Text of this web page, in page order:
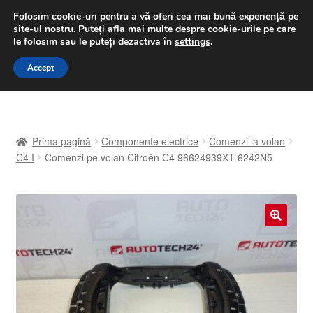
LIVRARE de la 33 lei
luni-vineri 9 a.m. - 4 p.m.031 229 6816
Sari
Sari
A lua legatura
Finalizare comandă
Prima pagină Componente electrice
Comenzi la volan
C4 I
Comenzi pe volan Citroën C4 96624939XT 6242N5
🔍
Folosim cookie-uri pentru a vă oferi cea mai bună experiență pe
site-ul nostru. Puteți afla mai multe despre cookie-urile pe care
le folosim sau le puteți dezactiva în settings.
Accept